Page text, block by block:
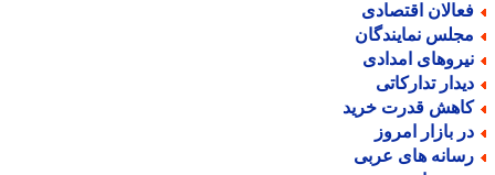
اقتصادی
نمایندگان
امدادی
تدارکاتی
قدرت خرید
بازار امروز
های عربی